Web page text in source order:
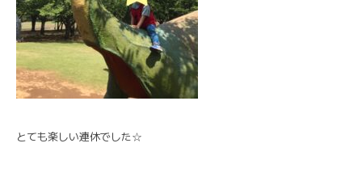
とても楽しい連休でした☆